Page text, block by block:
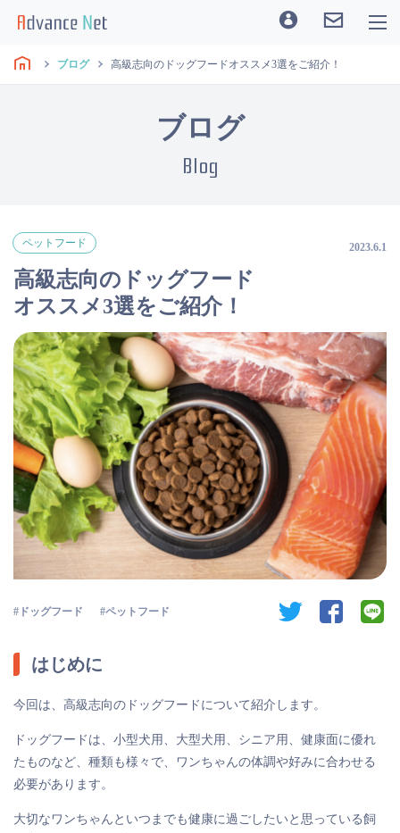
ブログ 高級志向のドッグフードオススメ3選をご紹介！
ブログ
Blog
ペットフード 2023.6.1
高級志向のドッグフード
オススメ3選をご紹介！
ドッグフード ペットフード twitter facebook
はじめに
今回は、高級志向のドッグフードについて紹介します。
ドッグフードは、小型犬用、大型犬用、シニア用、健康面に優れ
たものなど、種類も様々で、ワンちゃんの体調や好みに合わせる
必要があります。
大切なワンちゃんといつまでも健康に過ごしたいと思っている飼